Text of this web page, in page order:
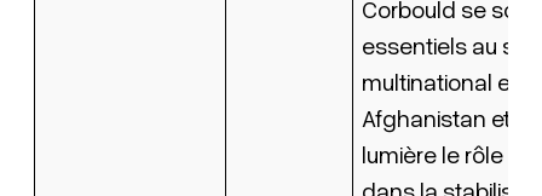
Corbould se
essentiels au
multinational en
Afghanistan et
lumière le rôle
dans la